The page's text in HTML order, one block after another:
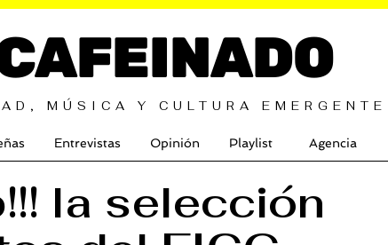
MÚSICA Y CULTURA EMERGENTE
Entrevistas Opinión Playlist Agencia
la selección